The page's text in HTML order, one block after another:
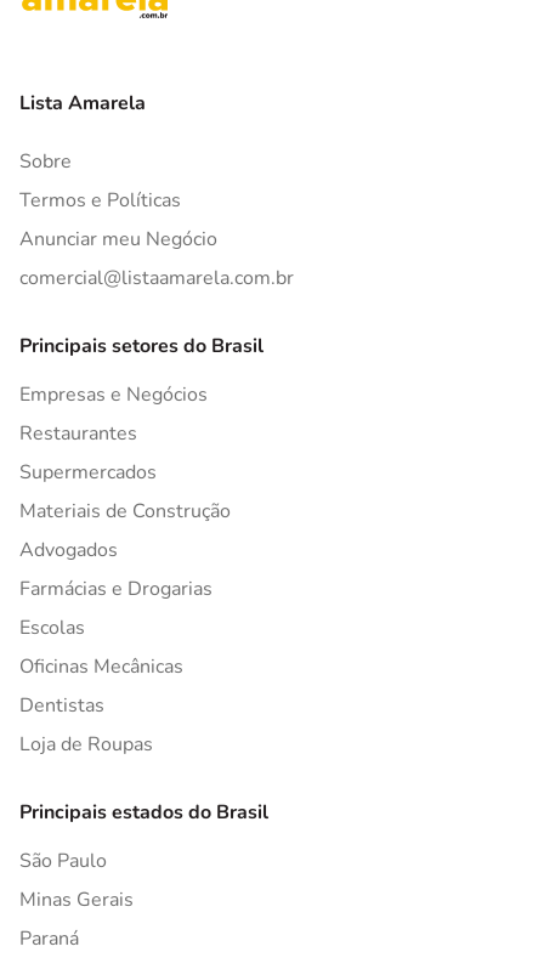
Lista Amarela
Sobre
Termos e Políticas
Anunciar meu Negócio
comercial@listaamarela.com.br
Principais setores do Brasil
Empresas e Negócios
Restaurantes
Supermercados
Materiais de Construção
Advogados
Farmácias e Drogarias
Escolas
Oficinas Mecânicas
Dentistas
Loja de Roupas
Principais estados do Brasil
São Paulo
Minas Gerais
Paraná